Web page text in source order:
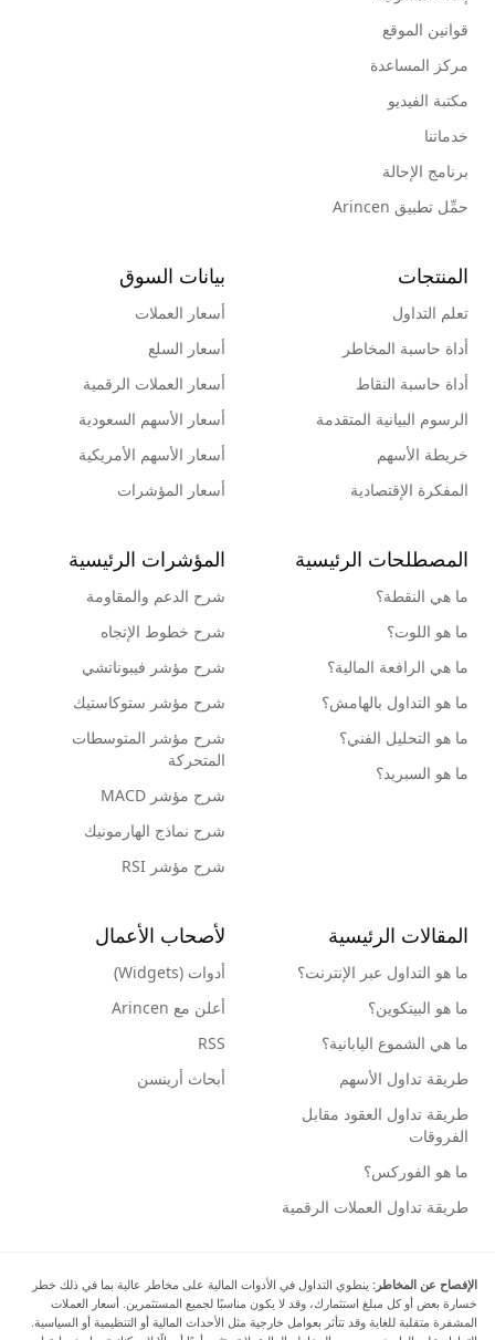
قوانين الموقع
مركز المساعدة
مكتبة الفيديو
خدماتنا
برنامج الإحالة
حمِّل تطبيق Arincen
المنتجات
تعلم التداول
أداة حاسبة المخاطر
أداة حاسبة النقاط
الرسوم البيانية المتقدمة
خريطة الأسهم
المفكرة الإقتصادية
بيانات السوق
أسعار العملات
أسعار السلع
أسعار العملات الرقمية
أسعار الأسهم السعودية
أسعار الأسهم الأمريكية
أسعار المؤشرات
المصطلحات الرئيسية
ما هي النقطة؟
ما هو اللوت؟
ما هي الرافعة المالية؟
ما هو التداول بالهامش؟
ما هو التحليل الفني؟
ما هو السبريد؟
المؤشرات الرئيسية
شرح الدعم والمقاومة
شرح خطوط الإتجاه
شرح مؤشر فيبوناتشي
شرح مؤشر ستوكاستيك
شرح مؤشر المتوسطات
المتحركة
شرح مؤشر MACD
شرح نماذج الهارمونيك
شرح مؤشر RSI
المقالات الرئيسية
ما هو التداول عبر الإنترنت؟
ما هو البيتكوين؟
ما هي الشموع اليابانية؟
طريقة تداول الأسهم
طريقة تداول العقود مقابل
الفروقات
ما هو الفوركس؟
طريقة تداول العملات الرقمية
لأصحاب الأعمال
أدوات (Widgets)
أعلن مع Arincen
RSS
أبحاث أرينسن
الإفصاح عن المخاطر: ينطوي التداول في الأدوات المالية على مخاطر عالية بما في ذلك خطر
خسارة بعض أو كل مبلغ استثمارك، وقد لا يكون مناسبًا لجميع المستثمرين. أسعار العملات
المشفرة متقلبة للغاية وقد تتأثر بعوامل خارجية مثل الأحداث المالية أو التنظيمية أو السياسية.